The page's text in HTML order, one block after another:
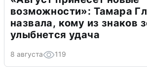
возможности»: Тамара
назвала, кому из знаков
улыбнется удача
8 августа 119